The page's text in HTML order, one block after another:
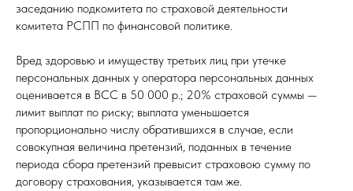
заседанию подкомитета по страховой деятельности
комитета РСПП по финансовой политике.
Вред здоровью и имуществу третьих лиц при утечке
персональных данных у оператора персональных данных
оценивается в ВСС в 50 000 р.; 20% страховой суммы —
лимит выплат по риску; выплата уменьшается
пропорционально числу обратившихся в случае, если
совокупная величина претензий, поданных в течение
периода сбора претензий превысит страховою сумму по
договору страхования, указывается там же.